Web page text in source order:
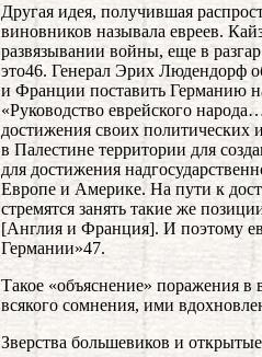
Другая идея, получившая
виновников называла евреев.
развязывании войны, еще в
это46. Генерал Эрих Людендорф
и Франции поставить Германию
«Руководство еврейского
достижения своих политических
в Палестине территории для
для достижения
Европе и Америке. На пути к
стремятся занять такие же
[Англия и Франция]. И поэтому
Германии»47.
Такое «объяснение» поражения
всякого сомнения, ими
Зверства большевиков и